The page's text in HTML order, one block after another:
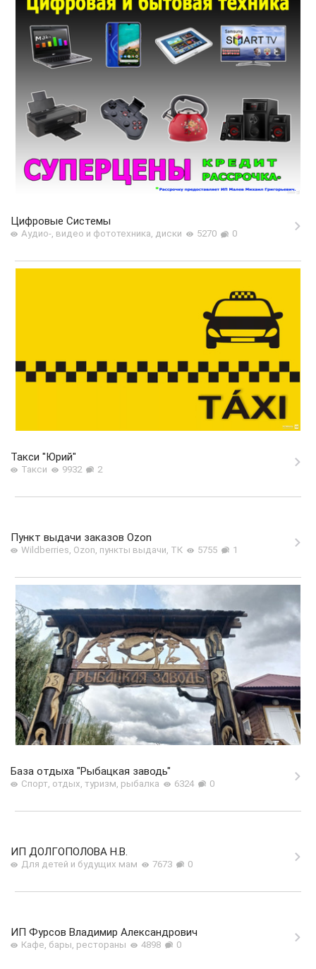
Цифровые Системы
Аудио-, видео и фототехника, диски 5270 0
Такси "Юрий"
Такси 9932 2
Пункт выдачи заказов Ozon
Wildberries, Ozon, пункты выдачи, ТК 5755 1
База отдыха "Рыбацкая заводь"
Спорт, отдых, туризм, рыбалка 6324 0
ИП ДОЛГОПОЛОВА Н.В.
Для детей и будущих мам 7673 0
ИП Фурсов Владимир Александрович
Кафе, бары, рестораны 4898 0